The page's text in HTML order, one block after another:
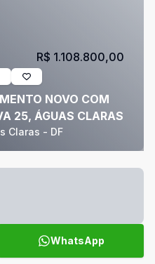
NOVO COM
25, ÁGUAS CLARAS
Claras - DF
R$ 1.108.800,00
WhatsApp